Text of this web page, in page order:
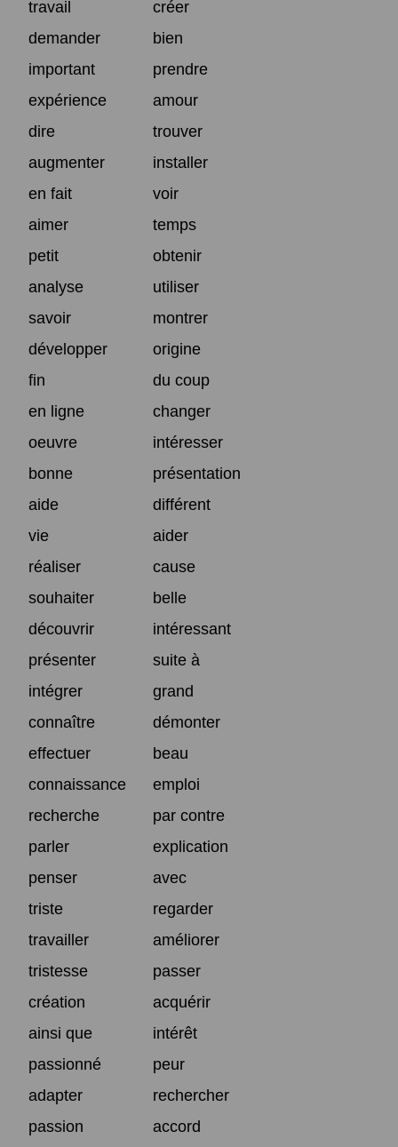
travail
créer
demander
bien
important
prendre
expérience
amour
dire
trouver
augmenter
installer
en fait
voir
aimer
temps
petit
obtenir
analyse
utiliser
savoir
montrer
développer
origine
fin
du coup
en ligne
changer
oeuvre
intéresser
bonne
présentation
aide
différent
vie
aider
réaliser
cause
souhaiter
belle
découvrir
intéressant
présenter
suite à
intégrer
grand
connaître
démonter
effectuer
beau
connaissance
emploi
recherche
par contre
parler
explication
penser
avec
triste
regarder
travailler
améliorer
tristesse
passer
création
acquérir
ainsi que
intérêt
passionné
peur
adapter
rechercher
passion
accord